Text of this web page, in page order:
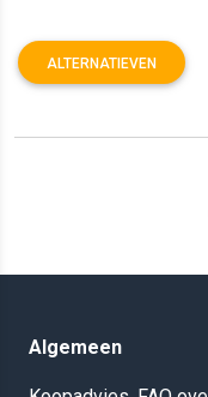
ALTERNATIEVEN
Algemeen